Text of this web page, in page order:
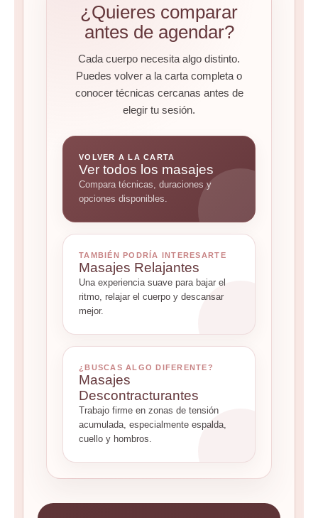
¿Quieres comparar
antes de agendar?
Cada cuerpo necesita algo distinto.
Puedes volver a la carta completa o
conocer técnicas cercanas antes de
elegir tu sesión.
VOLVER A LA CARTA
Ver todos los masajes
Compara técnicas, duraciones y
opciones disponibles.
TAMBIÉN PODRÍA INTERESARTE
Masajes Relajantes
Una experiencia suave para bajar el
ritmo, relajar el cuerpo y descansar
mejor.
¿BUSCAS ALGO DIFERENTE?
Masajes
Descontracturantes
Trabajo firme en zonas de tensión
acumulada, especialmente espalda,
cuello y hombros.